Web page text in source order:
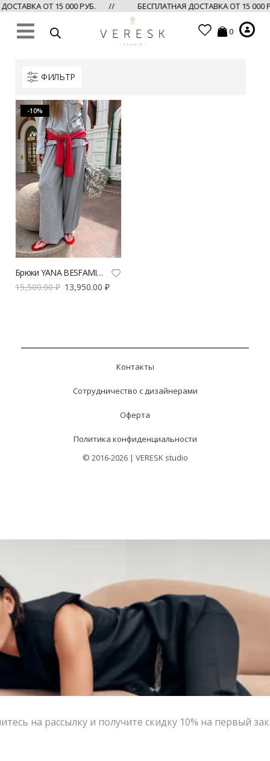
ОТ 15 000 РУБ. // БЕСПЛАТНАЯ ДОСТАВКА ОТ 15
0
ФИЛЬТР
-10%
Брюки YANA BESFAMILNAYA Абу-Даби серого цвета | VERESK studio
15,500.00₽ 13,950.00 ₽
Контакты
Сотрудничество с дизайнерами
Оферта
Политика конфиденциальности
© 2016-2026 | VERESK studio
на рассылку и получите скидку 10% на первый